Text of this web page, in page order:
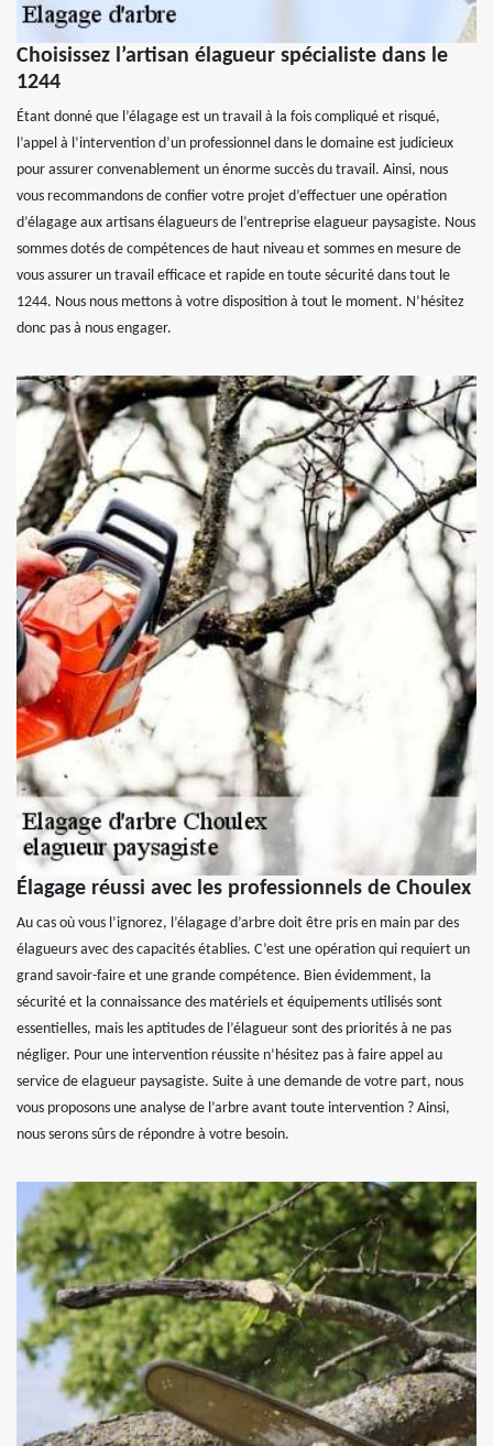
Choisissez l’artisan élagueur spécialiste dans le
1244
Étant donné que l’élagage est un travail à la fois compliqué et risqué,
l’appel à l’intervention d’un professionnel dans le domaine est judicieux
pour assurer convenablement un énorme succès du travail. Ainsi, nous
vous recommandons de confier votre projet d’effectuer une opération
d’élagage aux artisans élagueurs de l’entreprise elagueur paysagiste. Nous
sommes dotés de compétences de haut niveau et sommes en mesure de
vous assurer un travail efficace et rapide en toute sécurité dans tout le
1244. Nous nous mettons à votre disposition à tout le moment. N’hésitez
donc pas à nous engager.
Élagage réussi avec les professionnels de Choulex
Au cas où vous l’ignorez, l’élagage d’arbre doit être pris en main par des
élagueurs avec des capacités établies. C’est une opération qui requiert un
grand savoir-faire et une grande compétence. Bien évidemment, la
sécurité et la connaissance des matériels et équipements utilisés sont
essentielles, mais les aptitudes de l’élagueur sont des priorités à ne pas
négliger. Pour une intervention réussite n’hésitez pas à faire appel au
service de elagueur paysagiste. Suite à une demande de votre part, nous
vous proposons une analyse de l’arbre avant toute intervention ? Ainsi,
nous serons sûrs de répondre à votre besoin.